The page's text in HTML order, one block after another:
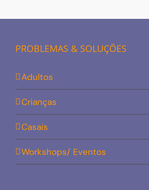
PROBLEMAS & SOLUÇÕES
Adultos
Crianças
Casais
Workshops/ Eventos